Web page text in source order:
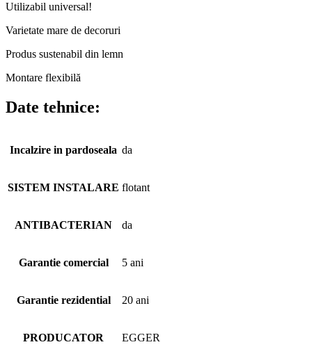
Utilizabil universal!
Varietate mare de decoruri
Produs sustenabil din lemn
Montare flexibilă
Date tehnice:
Incalzire in pardoseala da
SISTEM INSTALARE flotant
ANTIBACTERIAN da
Garantie comercial 5 ani
Garantie rezidential 20 ani
PRODUCATOR EGGER